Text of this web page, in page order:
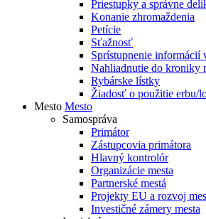
Priestupky a správne
Konanie zhromaždenia
Petície
Sťažnosť
Sprístupnenie informácií
Nahliadnutie do kroniky
Rybárske lístky
Žiadosť o použitie erbu/
Mesto Mesto
Samospráva
Primátor
Zástupcovia primátora
Hlavný kontrolór
Organizácie mesta
Partnerské mestá
Projekty EU a rozvoj
Investičné zámery mesta